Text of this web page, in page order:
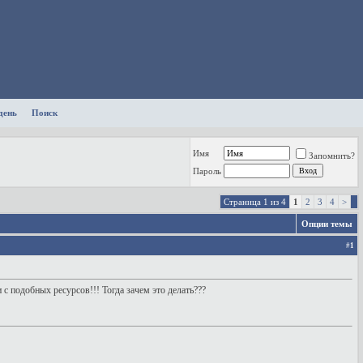
Поиск
Имя
Запомнить?
Пароль
Страница 1 из 4 1 2 3 4 >
Опции темы
#1
подобных ресурсов!!! Тогда зачем это делать???